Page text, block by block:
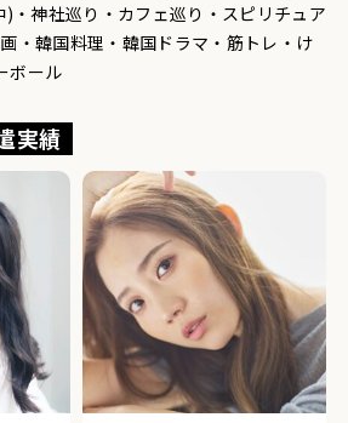
・神社巡り・カフェ巡り・スピリチュア
・韓国料理・韓国ドラマ・筋トレ・け
ボール
実績